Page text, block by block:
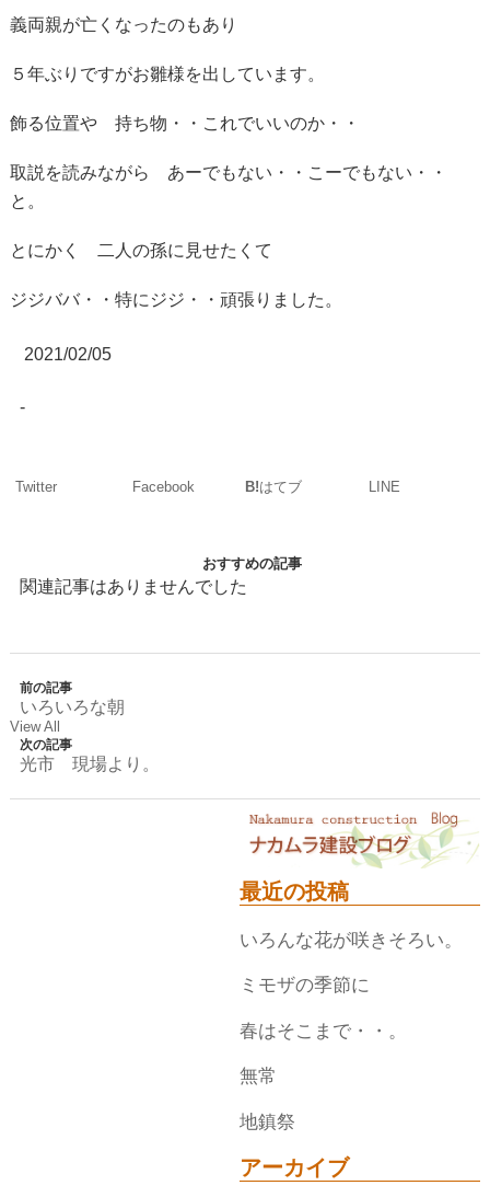
義両親が亡くなったのもあり
５年ぶりですがお雛様を出しています。
飾る位置や 持ち物・・これでいいのか・・
取説を読みながら あーでもない・・こーでもない・・
と。
とにかく 二人の孫に見せたくて
ジジババ・・特にジジ・・頑張りました。
2021/02/05
-
Twitter Facebook B!はてブ LINE
おすすめの記事
関連記事はありませんでした
前の記事
いろいろな朝
View All
次の記事
光市 現場より。
最近の投稿
いろんな花が咲きそろい。
ミモザの季節に
春はそこまで・・。
無常
地鎮祭
アーカイブ